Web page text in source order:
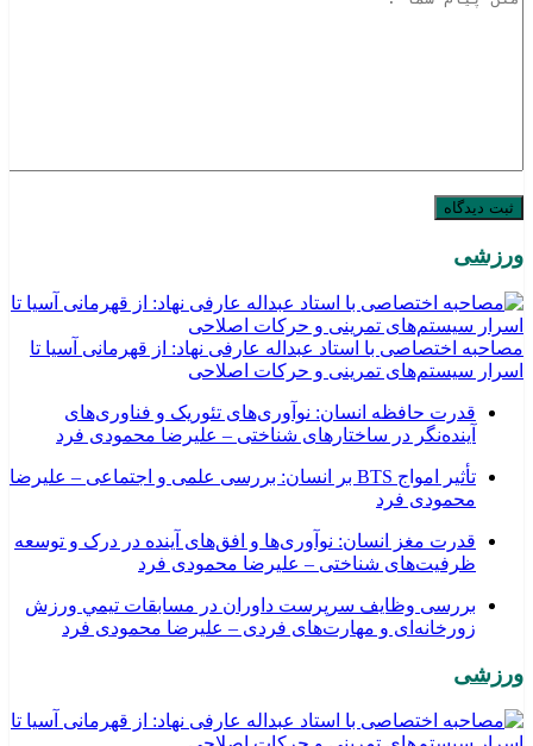
ورزشی
مصاحبه اختصاصی با استاد عبداله عارفی نهاد: از قهرمانی آسیا تا
اسرار سیستم‌های تمرینی و حرکات اصلاحی
قدرت حافظه انسان: نوآوری‌های تئوریک و فناوری‌های
آینده‌نگر در ساختارهای شناختی – علیرضا محمودی فرد
تأثیر امواج BTS بر انسان: بررسی علمی و اجتماعی – علیرضا
محمودی فرد
قدرت مغز انسان: نوآوری‌ها و افق‌های آینده در درک و توسعه
ظرفیت‌های شناختی – علیرضا محمودی فرد
بررسی وظايف سرپرست داوران در مسابقات تیمي ورزش
زورخانه‌ای و مهارت‌های فردی – علیرضا محمودی فرد
ورزشی